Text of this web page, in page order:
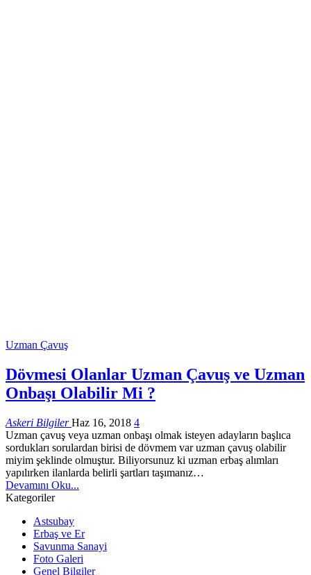
Uzman Çavuş
Dövmesi Olanlar Uzman Çavuş ve Uzman
Onbaşı Olabilir Mi ?
Askeri BilgilerHaz 16, 2018 4
Uzman çavuş veya uzman onbaşı olmak isteyen adayların başlıca
sordukları sorulardan birisi de dövmem var uzman çavuş olabilir
miyim şeklinde olmuştur. Biliyorsunuz ki uzman erbaş alımları
yapılırken ilanlarda belirli şartları taşımanız…
Devamını Oku...
Kategoriler
Astsubay
Erbaş ve Er
Savunma Sanayi
Foto Galeri
Genel Bilgiler